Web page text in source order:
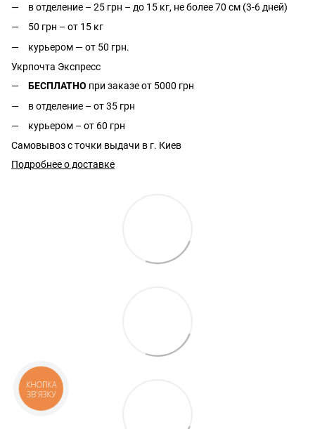
в отделение – 25 грн – до 15 кг, не более 70 см (3-6 дней)
50 грн – от 15 кг
курьером — от 50 грн.
Укрпочта Экспресс
БЕСПЛАТНО при заказе от 5000 грн
в отделение – от 35 грн
курьером – от 60 грн
Самовывоз с точки выдачи в г. Киев
Подробнее о доставке
КНОПКА
ЗВ'ЯЗКУ